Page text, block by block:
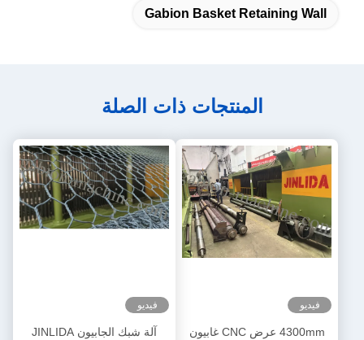
Gabion Basket Retaining Wall
المنتجات ذات الصلة
فيديو
4300mm عرض CNC غابيون
فيديو
آلة شبك الجابيون JINLIDA